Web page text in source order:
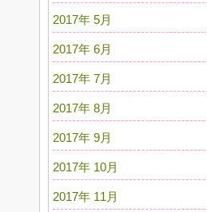
2017年 5月
2017年 6月
2017年 7月
2017年 8月
2017年 9月
2017年 10月
2017年 11月